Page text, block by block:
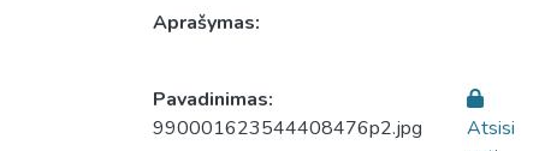
Aprašymas:
Pavadinimas:
990001623544408476p2.jpg
Atsisi